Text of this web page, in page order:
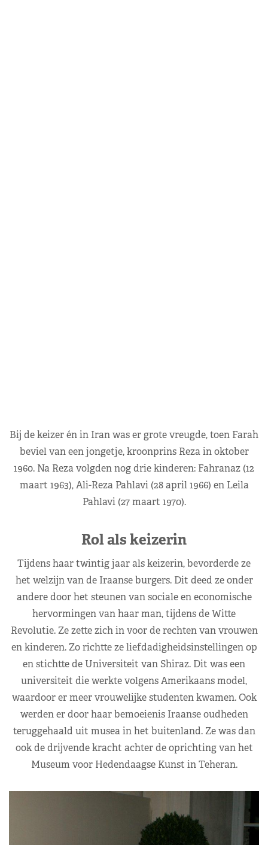
Bij de keizer én in Iran was er grote vreugde, toen Farah
beviel van een jongetje, kroonprins Reza in oktober
1960. Na Reza volgden nog drie kinderen: Fahranaz (12
maart 1963), Ali-Reza Pahlavi (28 april 1966) en Leila
Pahlavi (27 maart 1970).
Rol als keizerin
Tijdens haar twintig jaar als keizerin, bevorderde ze
het welzijn van de Iraanse burgers. Dit deed ze onder
andere door het steunen van sociale en economische
hervormingen van haar man, tijdens de Witte
Revolutie. Ze zette zich in voor de rechten van vrouwen
en kinderen. Zo richtte ze liefdadigheidsinstellingen op
en stichtte de Universiteit van Shiraz. Dit was een
universiteit die werkte volgens Amerikaans model,
waardoor er meer vrouwelijke studenten kwamen. Ook
werden er door haar bemoeienis Iraanse oudheden
teruggehaald uit musea in het buitenland. Ze was dan
ook de drijvende kracht achter de oprichting van het
Museum voor Hedendaagse Kunst in Teheran.